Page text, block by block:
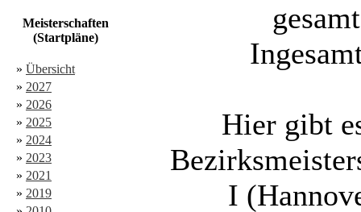
Meisterschaften
(Startpläne)
» Übersicht
» 2027
» 2026
» 2025
» 2024
» 2023
» 2021
» 2019
Hier gibt
I